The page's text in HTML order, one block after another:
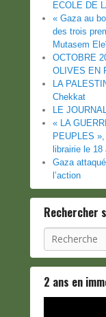
ECOLE DE
« Gaza au
des trois
Mutasem
OCTOBRE
OLIVES EN
LA
Chekkat
LE
« LA
PEUPLES
librairie le 18
Gaza
l’action
Rechercher
Recherche
2 ans en